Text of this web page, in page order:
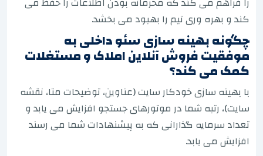
کند و بهره وری تیم را بهبود می بخشد.
چگونه بهینه سازی سئو داخلی به
موفقیت فروش آنلاین املاک و مستغلات
کمک می کند؟
با بهینه سازی خودکار سایت (عناوین، توضیحات متا، نقشه
سایت)، رتبه شما در موتورهای جستجو افزایش می یابد و
تعداد سرمایه گذارانی که به پیشنهادات شما می رسند
افزایش می یابد.